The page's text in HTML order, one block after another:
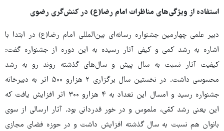
استفاده از ویژگی‌های مناظرات امام رضا(ع) در کنش‌گری رضوی
دبیر علمی چهارمین جشنواره رسانه‌ای بین‌المللی امام رضا(ع) در ابتدا با
اشاره به رشد کمی و کیفی آثار رسیده به این دوره از جشنواره گفت:
کیفیت آثار نسبت به سال پیش و سال‌های گذشته روند رو به رشد
محسوسی داشت. در نخستین سال برگزاری ۲ هزارو ۵۰۰ اثر به دبیرخانه
جشنواره رسید و امسال این تعداد به ۴ هزارو ۳۰۰ اثر افزایش یافت که
این یعنی رشد کمّی، ملموس و در خور قدردانی بود. آثار ارسالی از سوی
بانوان هم نسبت به سال گذشته افزایش داشت و در حوزه فضای مجازی